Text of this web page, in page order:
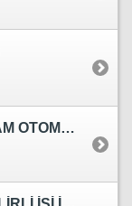
ACİL ! 67 BİNDE TAM OTOMATİK FORD FİESTA